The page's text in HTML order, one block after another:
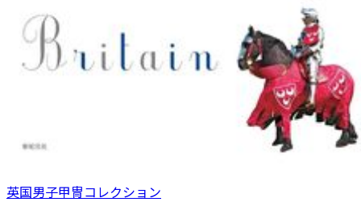
英国男子甲冑コレクション